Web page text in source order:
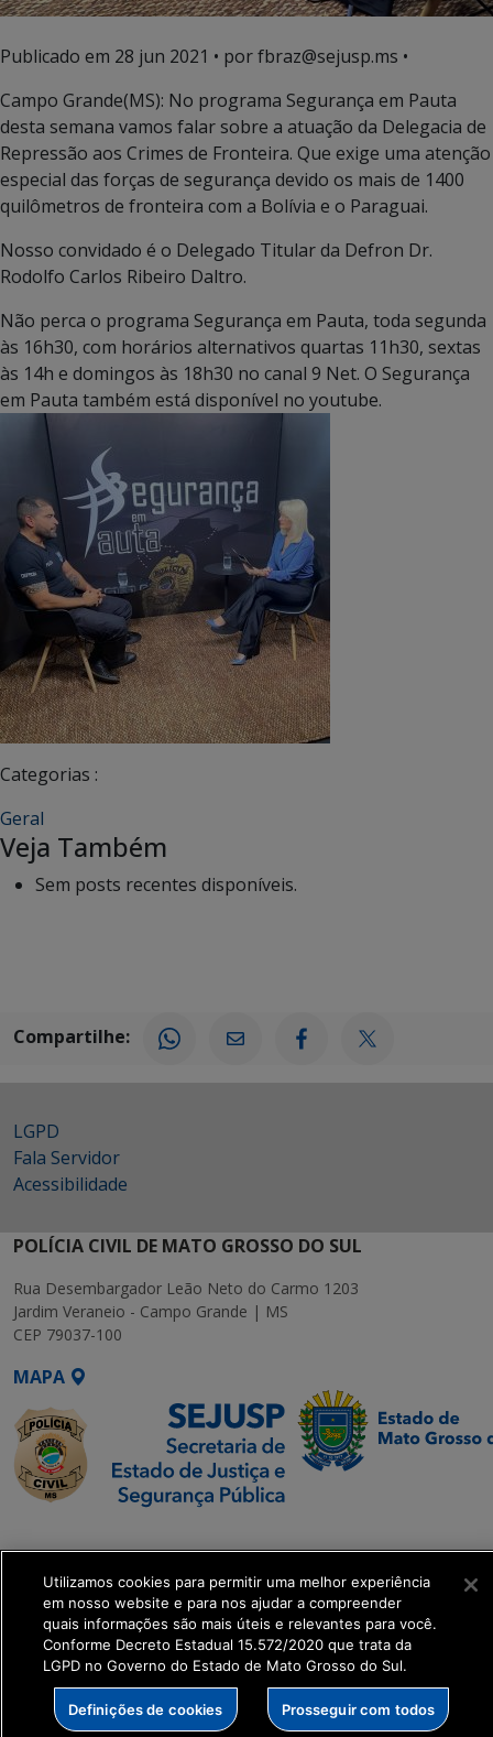
Publicado em 28 jun 2021 • por fbraz@sejusp.ms •
Campo Grande(MS): No programa Segurança em Pauta
desta semana vamos falar sobre a atuação da Delegacia de
Repressão aos Crimes de Fronteira. Que exige uma atenção
especial das forças de segurança devido os mais de 1400
quilômetros de fronteira com a Bolívia e o Paraguai.
Nosso convidado é o Delegado Titular da Defron Dr.
Rodolfo Carlos Ribeiro Daltro.
Não perca o programa Segurança em Pauta, toda segunda
às 16h30, com horários alternativos quartas 11h30, sextas
às 14h e domingos às 18h30 no canal 9 Net. O Segurança
em Pauta também está disponível no youtube.
Categorias :
Geral
Veja Também
Sem posts recentes disponíveis.
Compartilhe:
LGPD
Fala Servidor
Acessibilidade
POLÍCIA CIVIL DE MATO GROSSO DO SUL
Rua Desembargador Leão Neto do Carmo 1203
Jardim Veraneio - Campo Grande | MS
CEP 79037-100
MAPA
Transformação Digital
get_footer();
Utilizamos cookies para permitir uma melhor experiência
em nosso website e para nos ajudar a compreender
quais informações são mais úteis e relevantes para você.
Conforme Decreto Estadual 15.572/2020 que trata da
LGPD no Governo do Estado de Mato Grosso do Sul.
Definições de cookies Prosseguir com todos